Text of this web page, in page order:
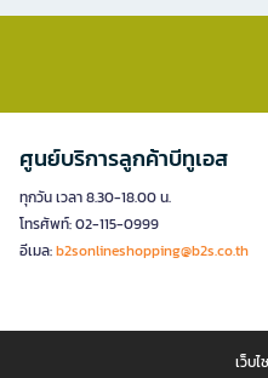
ศูนย์บริการลูกค้าบีทูเอส
ทุกวัน เวลา 8.30-18.00 น.
โทรศัพท์: 02-115-0999
อีเมล:b2sonlineshopping@b2s.co.th
เว็บ